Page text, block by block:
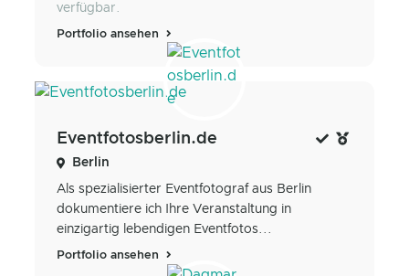
verfügbar.
Portfolio ansehen
Eventfotosberlin.de
Berlin
Als spezialisierter Eventfotograf aus Berlin
dokumentiere ich Ihre Veranstaltung in
einzigartig lebendigen Eventfotos...
Portfolio ansehen